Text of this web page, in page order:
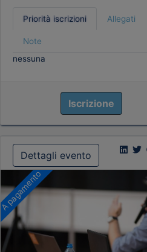
Priorità iscrizioni Allegati
Note
nessuna
Iscrizione
Dettagli evento
A pagamento